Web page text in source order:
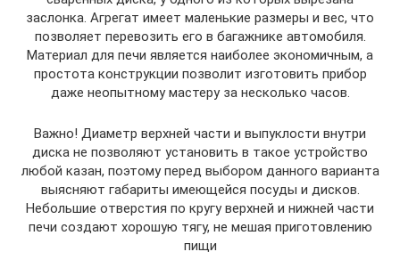
заслонка. Агрегат имеет маленькие размеры и вес, что
позволяет перевозить его в багажнике автомобиля.
Материал для печи является наиболее экономичным, а
простота конструкции позволит изготовить прибор
даже неопытному мастеру за несколько часов.
Важно! Диаметр верхней части и выпуклости внутри
диска не позволяют установить в такое устройство
любой казан, поэтому перед выбором данного варианта
выясняют габариты имеющейся посуды и дисков.
Небольшие отверстия по кругу верхней и нижней части
печи создают хорошую тягу, не мешая приготовлению
пищи